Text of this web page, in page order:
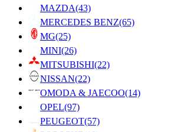
MAZDA(43)
MERCEDES BENZ(65)
MG(25)
MINI(26)
MITSUBISHI(22)
NISSAN(22)
OMODA & JAECOO(14)
OPEL(97)
PEUGEOT(57)